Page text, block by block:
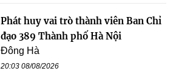
Phát huy vai trò thành viên Ban Chỉ
đạo 389 Thành phố Hà Nội
Đông Hà
20:03 08/08/2026